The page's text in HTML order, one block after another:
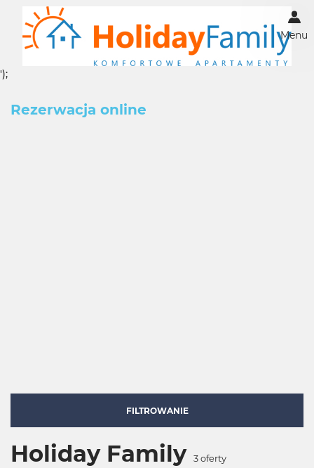
');
Menu
Rezerwacja online
FILTROWANIE
Holiday Family 3 oferty